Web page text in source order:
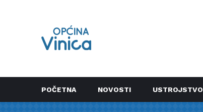
POČETNA NOVOSTI USTROJSTVO